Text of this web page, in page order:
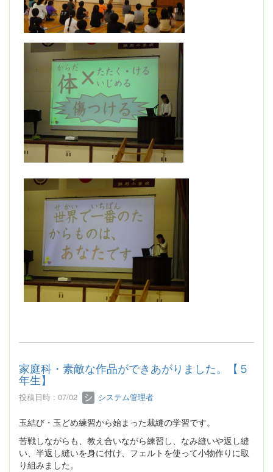
家庭科・素敵な作品ができあがりました。【５
年生】
投稿日時 : 07/02 システム管理者
玉結び・玉どめ練習から始まった裁縫の学習です。
苦戦しながらも、教え合いながら練習し、なみ縫いや返し縫
い、半返し縫いを身に付け、フェルトを使って小物作りに取
り組みました。